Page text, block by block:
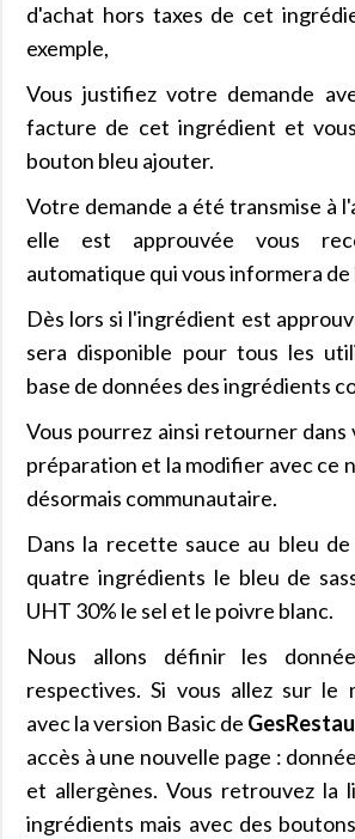
d'achat hors taxes de cet
exemple,
Vous justifiez votre demande
facture de cet ingrédient et
bouton bleu ajouter.
Votre demande a été transmise à
elle est approuvée vous
automatique qui vous informera de
Dès lors si l'ingrédient est
sera disponible pour tous les
base de données des ingrédients
Vous pourrez ainsi retourner
préparation et la modifier avec ce
désormais communautaire.
Dans la recette sauce au bleu de
quatre ingrédients le bleu de
UHT 30% le sel et le poivre blanc.
Nous allons définir les
respectives. Si vous allez sur le
avec la version Basic de
accès à une nouvelle page :
et allergènes. Vous retrouvez la
ingrédients mais avec des